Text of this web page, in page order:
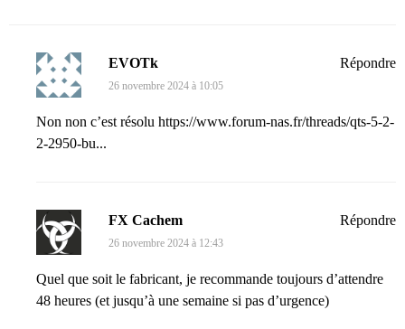
EVOTk
26 novembre 2024 à 10:05
Non non c’est résolu https://www.forum-nas.fr/threads/qts-5-2-
2-2950-bu...
Répondre
FX Cachem
26 novembre 2024 à 12:43
Quel que soit le fabricant, je recommande toujours d’attendre
48 heures (et jusqu’à une semaine si pas d’urgence)
Répondre